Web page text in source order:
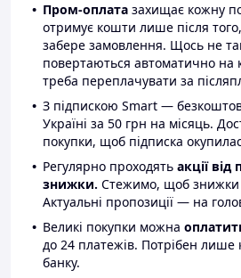
Пром-оплата захищає кожну
отримує кошти лише після
забере замовлення. Щось не
повертаються автоматично на
треба переплачувати за
З підпискою Smart —
Україні за 50 грн на місяць.
покупки, щоб підписка
Регулярно проходять акції від
знижки. Стежимо, щоб знижки
Актуальні пропозиції — на
Великі покупки можна
до 24 платежів. Потрібен лише
банку.